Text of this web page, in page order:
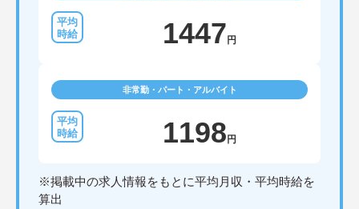
1447 円
非常勤・パート・アルバイト
1198 円
※掲載中の求人情報をもとに平均月収・平均時給を
算出